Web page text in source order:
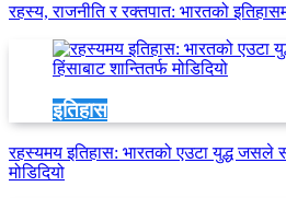
रहस्य, राजनीति र रक्तपात: भारतको
इतिहास
रहस्यमय इतिहास: भारतको एउटा युद्ध जसले
मोडिदियो